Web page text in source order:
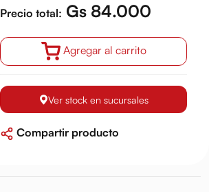
Precio total: Gs 84.000
Agregar al carrito
Ver stock en sucursales
Compartir producto